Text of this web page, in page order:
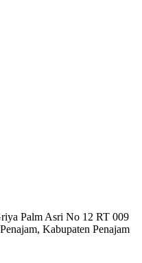
Palm Asri No 12 RT 009
Kabupaten Penajam